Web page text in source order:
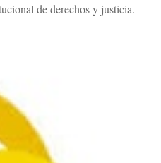
de derechos y justicia.